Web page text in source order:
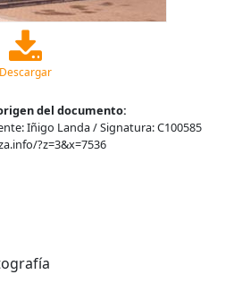
Descargar
del documento:
Iñigo Landa / Signatura: C100585
?z=3&x=7536